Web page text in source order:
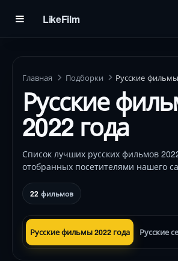
LikeFilm
Главная Подборки
Русские
2022 года
Список лучших русских фильмов
отобранных посетителями нашего
22 фильмов
Русские фильмы 2022 года Русские